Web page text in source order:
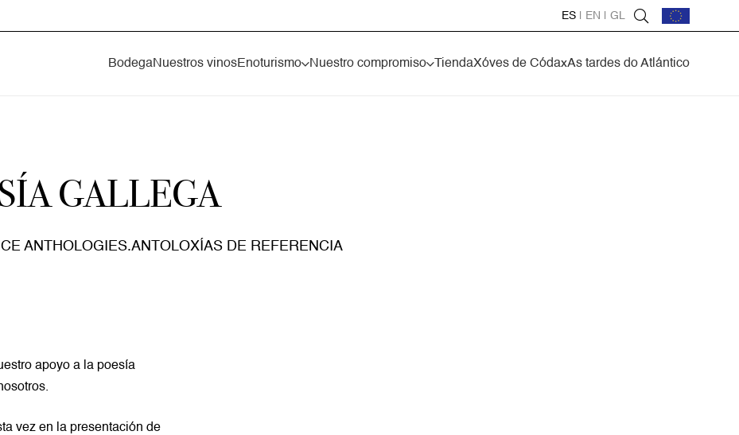
ES EN GL
BodegaNuestros vinosEnoturismo Nuestro compromiso TiendaXóves de CódaxAs tardes do Atlántico
GALLEGA
ANTHOLOGIES.ANTOLOXÍAS DE REFERENCIA
apoyo a la poesía
vez en la presentación de